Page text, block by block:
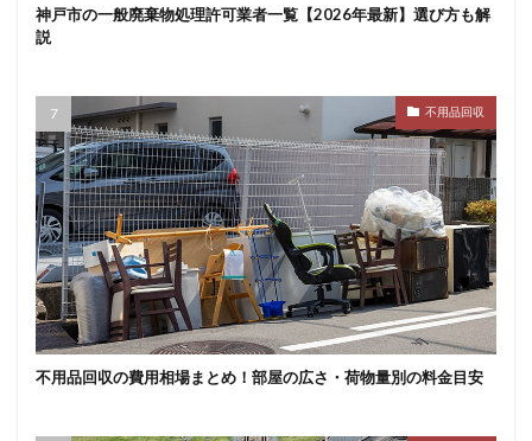
神戸市の一般廃棄物処理許可業者一覧【2026年最新】選び方も解
説
不用品回収
不用品回収の費用相場まとめ！部屋の広さ・荷物量別の料金目安